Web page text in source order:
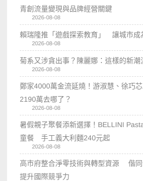
青創流量變現與品牌經營關鍵
2026-08-08
賴瑞隆推「遊戲探索教育」 讓城市成
2026-08-08
菊系又涉貪出事？陳麗娜：這樣的新潮
2026-08-08
鄭家4000萬金流延燒！游淑慧、徐巧
2190萬去哪了？
2026-08-08
暑假親子聚餐添新選擇！BELLINI
童餐 手工義大利麵240元起
2026-08-08
高市府整合淨零技術與轉型資源 偕同
提升國際競爭力